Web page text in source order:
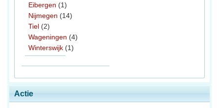
Actie
Eibergen (1)
Nijmegen (14)
Tiel (2)
Wageningen (4)
Winterswijk (1)